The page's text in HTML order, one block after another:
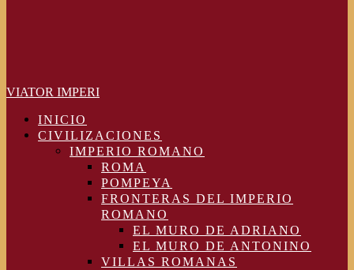
VIATOR IMPERI
INICIO
CIVILIZACIONES
IMPERIO ROMANO
ROMA
POMPEYA
FRONTERAS DEL IMPERIO
ROMANO
EL MURO DE ADRIANO
EL MURO DE ANTONINO
VILLAS ROMANAS